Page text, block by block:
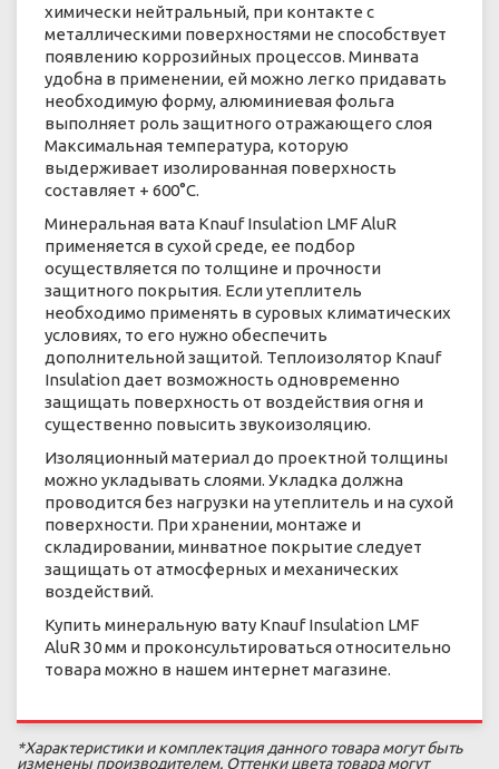
химически нейтральный, при контакте с
металлическими поверхностями не способствует
появлению коррозийных процессов. Минвата
удобна в применении, ей можно легко придавать
необходимую форму, алюминиевая фольга
выполняет роль защитного отражающего слоя
Максимальная температура, которую
выдерживает изолированная поверхность
составляет + 600°С.
Минеральная вата Knauf Insulation LMF AluR
применяется в сухой среде, ее подбор
осуществляется по толщине и прочности
защитного покрытия. Если утеплитель
необходимо применять в суровых климатических
условиях, то его нужно обеспечить
дополнительной защитой. Теплоизолятор Knauf
Insulation дает возможность одновременно
защищать поверхность от воздействия огня и
существенно повысить звукоизоляцию.
Изоляционный материал до проектной толщины
можно укладывать слоями. Укладка должна
проводится без нагрузки на утеплитель и на сухой
поверхности. При хранении, монтаже и
складировании, минватное покрытие следует
защищать от атмосферных и механических
воздействий.
Купить минеральную вату Knauf Insulation LMF
AluR 30 мм и проконсультироваться относительно
товара можно в нашем интернет магазине.
*Характеристики и комплектация данного товара могут быть
изменены производителем. Оттенки цвета товара могут